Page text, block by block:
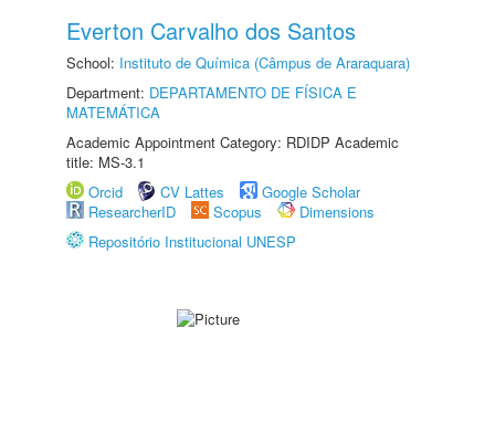
Everton Carvalho dos Santos
School: Instituto de Química (Câmpus de Araraquara)
Department: DEPARTAMENTO DE FÍSICA E
MATEMÁTICA
Academic Appointment Category: RDIDP Academic
title: MS-3.1
Orcid
CV Lattes
Google Scholar
ResearcherID
Scopus
Dimensions
Repositório Institucional UNESP